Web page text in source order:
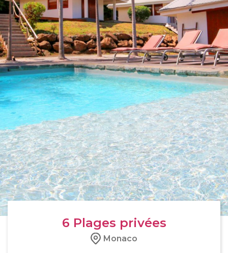
6 Plages privées
Monaco